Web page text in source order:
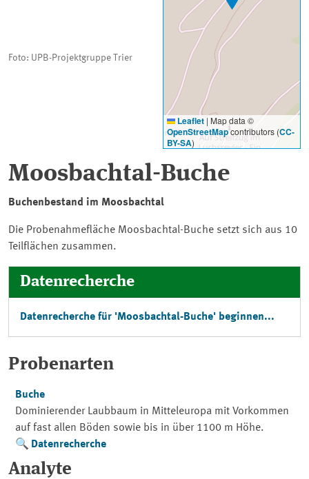
Foto: UPB-Projektgruppe Trier
Leaflet | Map data ©
OpenStreetMapcontributors (CC-
BY-SA)
Moosbachtal-Buche
Buchenbestand im Moosbachtal
Die Probenahmefläche Moosbachtal-Buche setzt sich aus 10
Teilflächen zusammen.
Datenrecherche
Datenrecherche für 'Moosbachtal-Buche' beginnen...
Probenarten
Buche
Dominierender Laubbaum in Mitteleuropa mit Vorkommen
auf fast allen Böden sowie bis in über 1100 m Höhe.
Datenrecherche
Analyte